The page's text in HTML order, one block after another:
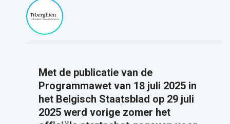
Met de publicatie van de
Programmawet van 18 juli 2025 in
het Belgisch Staatsblad op 29 juli
2025 werd vorige zomer het